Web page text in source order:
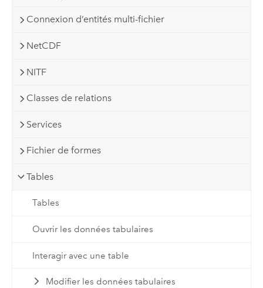
Connexion d’entités multi-fichier
NetCDF
NITF
Classes de relations
Services
Fichier de formes
Tables
Tables
Ouvrir les données tabulaires
Interagir avec une table
Modifier les données tabulaires